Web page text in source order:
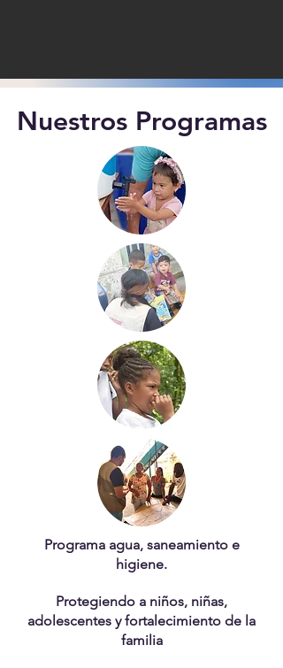
Nuestros Programas
Programa agua, saneamiento e
higiene.
Protegiendo a niños, niñas,
adolescentes y fortalecimiento de la
familia